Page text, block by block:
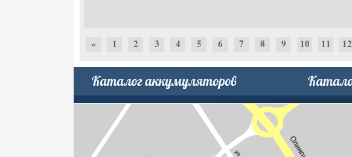
« 1 2 3 4 5 6 7 8 9 10 11 12
30
34 36
61
66 67 68 69